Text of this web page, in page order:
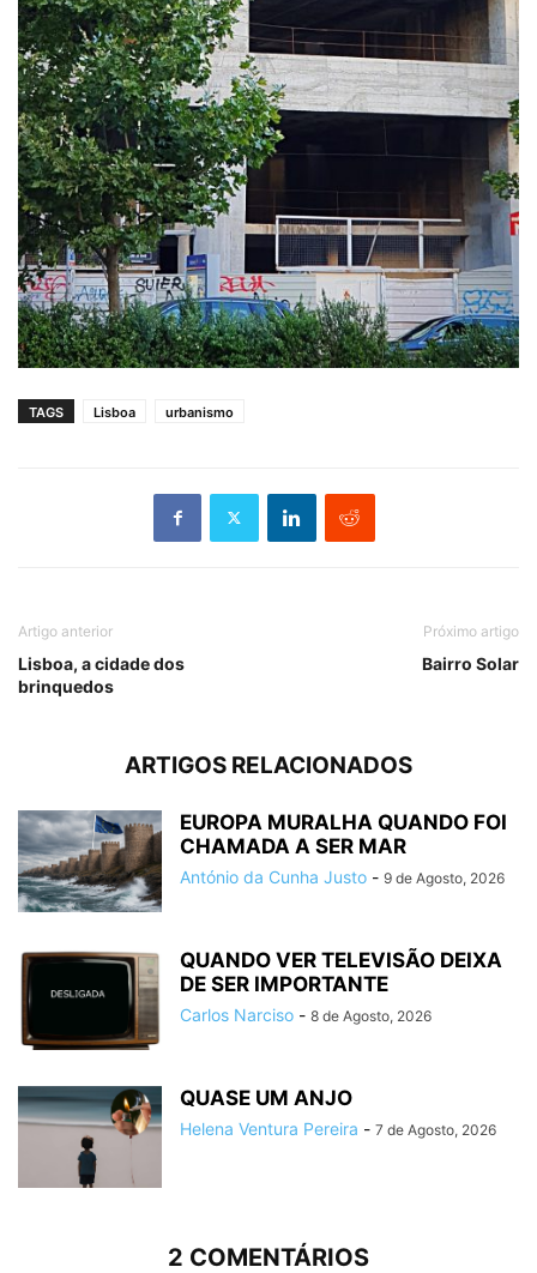
TAGS Lisboa urbanismo
Artigo anterior
Lisboa, a cidade dos
brinquedos
Próximo artigo
Bairro Solar
ARTIGOS RELACIONADOS
EUROPA MURALHA QUANDO FOI
CHAMADA A SER MAR
António da Cunha Justo - 9 de Agosto, 2026
QUANDO VER TELEVISÃO DEIXA
DE SER IMPORTANTE
Carlos Narciso - 8 de Agosto, 2026
QUASE UM ANJO
Helena Ventura Pereira - 7 de Agosto, 2026
2 COMENTÁRIOS